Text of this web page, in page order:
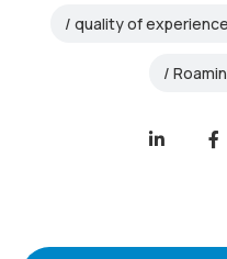
quality of experience